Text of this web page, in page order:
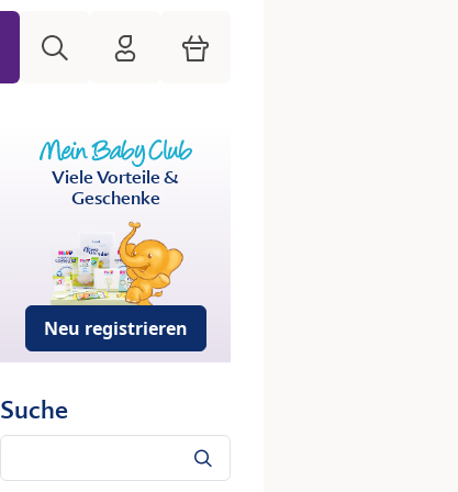
HiPP Mein Babyclub
Warenkorb
Viele Vorteile &
Geschenke
Neu registrieren
Suche